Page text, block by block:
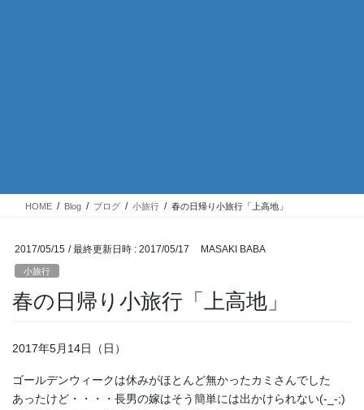
HOME Blog ブログ 小旅行 春の日帰り小旅行「上高地」
2017/05/15 / 最終更新日時 : 2017/05/17 MASAKI BABA
小旅行
春の日帰り小旅行「上高地」
2017年5月14日（日）
ゴールデンウィークは休みがほとんど無かったカミさんでした
あったけど・・・・長男の嫁はそう簡単には出かけられない(-_-;)